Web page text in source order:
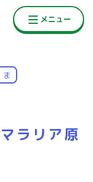
ま
ラリア原